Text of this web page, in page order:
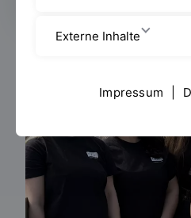
Externe Inhalte
Impressum